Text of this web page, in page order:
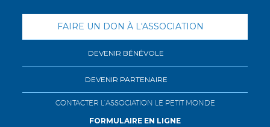
FAIRE UN DON À L'ASSOCIATION
DEVENIR BÉNÉVOLE
DEVENIR PARTENAIRE
CONTACTER L'ASSOCIATION LE PETIT MONDE
FORMULAIRE EN LIGNE